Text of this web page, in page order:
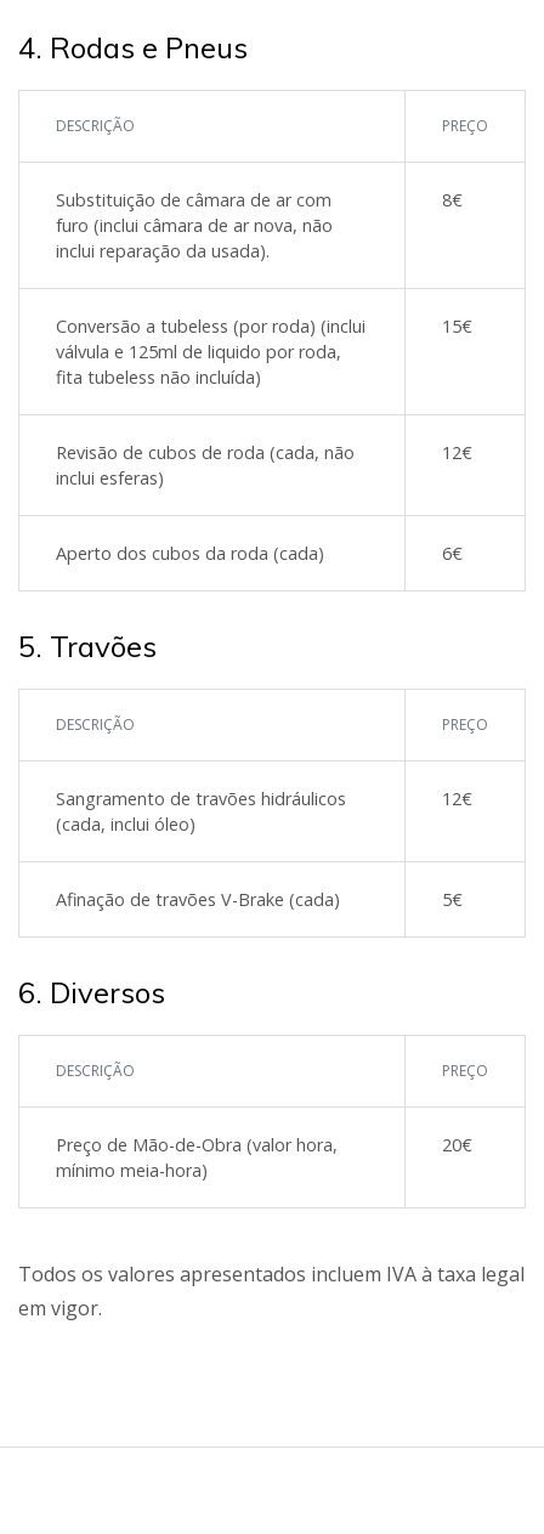
4. Rodas e Pneus
DESCRIÇÃO PREÇO
Substituição de câmara de ar com
furo (inclui câmara de ar nova, não
inclui reparação da usada).
8€
Conversão a tubeless (por roda) (inclui
válvula e 125ml de liquido por roda,
fita tubeless não incluída)
15€
Revisão de cubos de roda (cada, não
inclui esferas)
12€
Aperto dos cubos da roda (cada) 6€
5. Travões
DESCRIÇÃO PREÇO
Sangramento de travões hidráulicos
(cada, inclui óleo)
12€
Afinação de travões V-Brake (cada) 5€
6. Diversos
DESCRIÇÃO PREÇO
Preço de Mão-de-Obra (valor hora,
mínimo meia-hora)
20€
Todos os valores apresentados incluem IVA à taxa legal
em vigor.